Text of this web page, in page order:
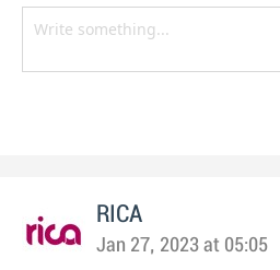
RICA
Jan 27, 2023 at 05:05